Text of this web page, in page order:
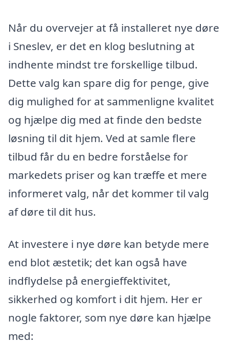
Når du overvejer at få installeret nye døre
i Sneslev, er det en klog beslutning at
indhente mindst tre forskellige tilbud.
Dette valg kan spare dig for penge, give
dig mulighed for at sammenligne kvalitet
og hjælpe dig med at finde den bedste
løsning til dit hjem. Ved at samle flere
tilbud får du en bedre forståelse for
markedets priser og kan træffe et mere
informeret valg, når det kommer til valg
af døre til dit hus.
At investere i nye døre kan betyde mere
end blot æstetik; det kan også have
indflydelse på energieffektivitet,
sikkerhed og komfort i dit hjem. Her er
nogle faktorer, som nye døre kan hjælpe
med: